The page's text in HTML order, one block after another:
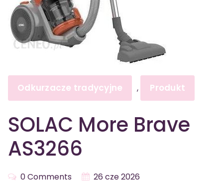
Odkurzacze tradycyjne , Produkt
SOLAC More Brave
AS3266
0 Comments 26 cze 2026